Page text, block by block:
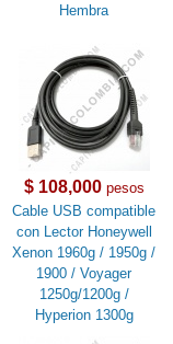
Hembra
$ 108,000pesos
Cable USB compatible
con Lector Honeywell
Xenon 1960g / 1950g /
1900 / Voyager
1250g/1200g /
Hyperion 1300g